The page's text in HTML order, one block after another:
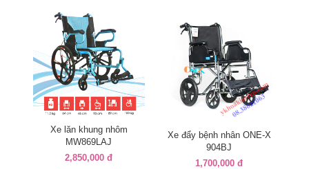
Xe lăn khung nhôm
MW869LAJ
2,850,000 đ
Xe đẩy bệnh nhân ONE-X
904BJ
1,700,000 đ